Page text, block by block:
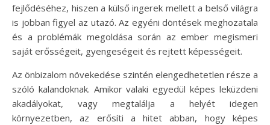
fejlődéséhez, hiszen a külső ingerek mellett a belső világra
is jobban figyel az utazó. Az egyéni döntések meghozatala
és a problémák megoldása során az ember megismeri
saját erősségeit, gyengeségeit és rejtett képességeit.
Az önbizalom növekedése szintén elengedhetetlen része a
szóló kalandoknak. Amikor valaki egyedül képes leküzdeni
akadályokat, vagy megtalálja a helyét idegen
környezetben, az erősíti a hitet abban, hogy képes